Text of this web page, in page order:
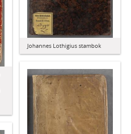
Johannes Lothigius stambok